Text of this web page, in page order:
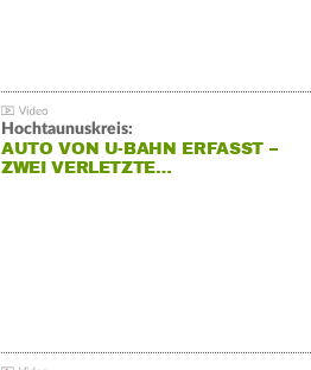
Hochtaunuskreis:
AUTO VON U-BAHN ERFASST –
ZWEI VERLETZTE…